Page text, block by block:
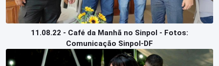
11.08.22 - Café da Manhã no Sinpol - Fotos:
Comunicação Sinpol-DF